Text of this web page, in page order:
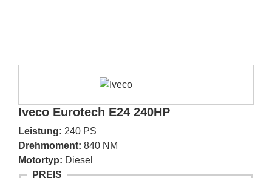
Iveco Eurotech E24 240HP
Leistung: 240 PS
Drehmoment: 840 NM
Motortyp: Diesel
PREIS